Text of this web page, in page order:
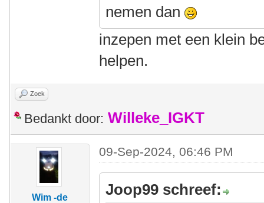
nemen dan
inzepen met een klein
helpen.
Zoek
Bedankt door: Willeke_IGKT
Wim -de
09-Sep-2024, 06:46 PM
Joop99 schreef: